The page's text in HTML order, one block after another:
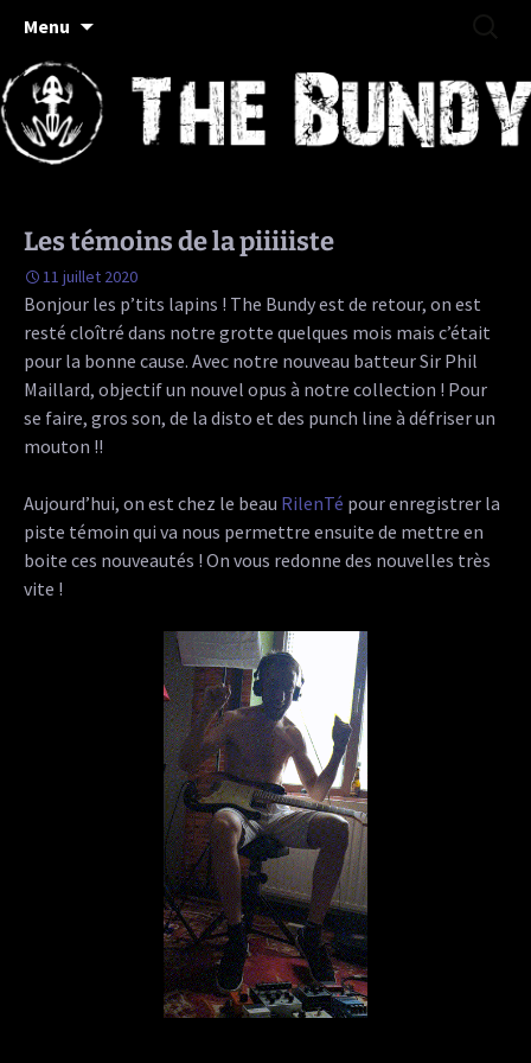
contenu
The Bundy
Rock/Folk/Grungy Haut-Saônois
Menu
Les témoins de la piiiiiste
11 juillet 2020
Bonjour les p’tits lapins ! The Bundy est de retour, on est
resté cloîtré dans notre grotte quelques mois mais c’était
pour la bonne cause. Avec notre nouveau batteur Sir Phil
Maillard, objectif un nouvel opus à notre collection ! Pour
se faire, gros son, de la disto et des punch line à défriser un
mouton !!
Aujourd’hui, on est chez le beau RilenTé pour enregistrer la
piste témoin qui va nous permettre ensuite de mettre en
boite ces nouveautés ! On vous redonne des nouvelles très
vite !